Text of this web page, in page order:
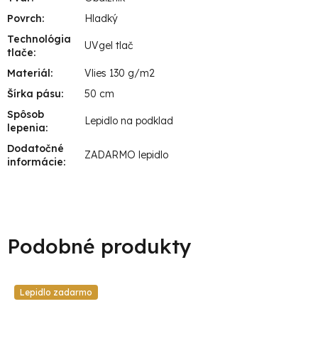
Povrch:
Hladký
Technológia
tlače:
UVgel tlač
Materiál:
Vlies 130 g/m2
Šírka pásu:
50 cm
Spôsob
lepenia:
Lepidlo na podklad
Dodatočné
informácie:
ZADARMO lepidlo
Lepidlo zadarmo